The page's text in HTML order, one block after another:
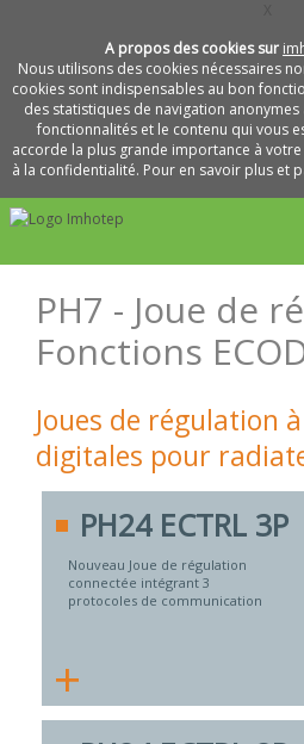
A propos des cookies sur
Nous utilisons des cookies nécessaires
cookies sont indispensables au bon
des statistiques de navigation
fonctionnalités et le contenu qui vous
accorde la plus grande importance à
à la confidentialité. Pour en savoir plus et
PH7 - Joue de
Fonctions
Joues de régulation
digitales pour
PH24 ECTRL 3P
Nouveau Joue de régulation
connectée intégrant 3
protocoles de communication
+